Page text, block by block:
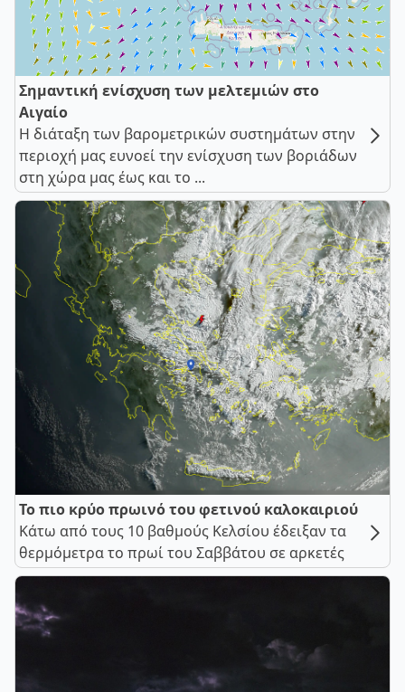
Σημαντική ενίσχυση των μελτεμιών στο
Αιγαίο
Η διάταξη των βαρομετρικών συστημάτων στην
περιοχή μας ευνοεί την ενίσχυση των βοριάδων
στη χώρα μας έως και το ...
Το πιο κρύο πρωινό του φετινού καλοκαιριού
Κάτω από τους 10 βαθμούς Κελσίου έδειξαν τα
θερμόμετρα το πρωί του Σαββάτου σε αρκετές